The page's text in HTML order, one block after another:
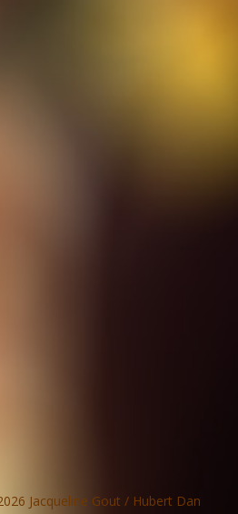
Jacqueline Gout / Hubert Dan